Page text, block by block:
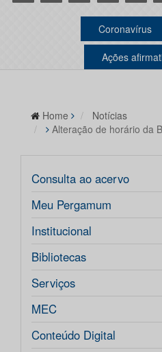
Coronavírus
Ações
Home
Notícias
Alteração de horário da
Consulta ao acervo
Meu Pergamum
Institucional
Bibliotecas
Serviços
MEC
Conteúdo Digital